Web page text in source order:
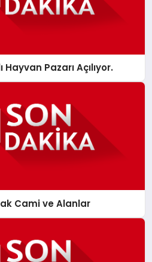
Pazarı Açılıyor.
Cami ve Alanlar